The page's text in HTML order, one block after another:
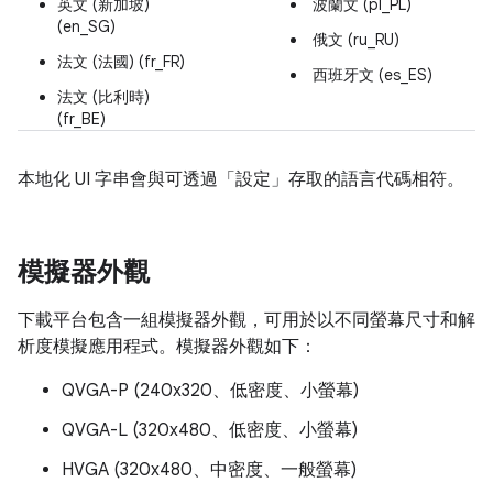
英文 (新加坡)
(en_SG)
法文 (法國) (fr_FR)
法文 (比利時)
(fr_BE)
波蘭文 (pl_PL)
俄文 (ru_RU)
西班牙文 (es_ES)
本地化 UI 字串會與可透過「設定」存取的語言代碼相符。
模擬器外觀
下載平台包含一組模擬器外觀，可用於以不同螢幕尺寸和解
析度模擬應用程式。模擬器外觀如下：
QVGA-P (240x320、低密度、小螢幕)
QVGA-L (320x480、低密度、小螢幕)
HVGA (320x480、中密度、一般螢幕)